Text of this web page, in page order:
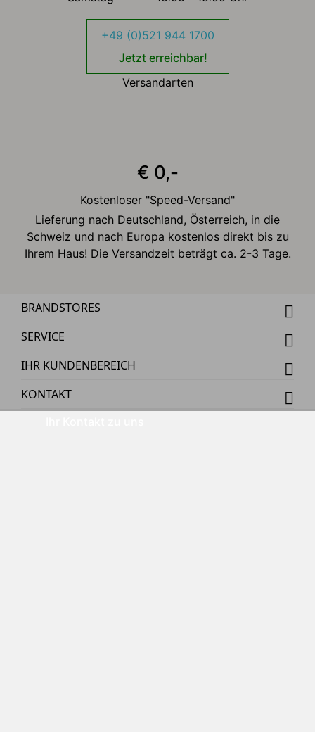
+49 (0)521 944 1700
Jetzt erreichbar!
Versandarten
€ 0,-
Kostenloser "Speed-Versand"
Lieferung nach Deutschland, Österreich, in die
Schweiz und nach Europa kostenlos direkt bis zu
Ihrem Haus! Die Versandzeit beträgt ca. 2-3 Tage.
BRANDSTORES
SERVICE
IHR KUNDENBEREICH
KONTAKT